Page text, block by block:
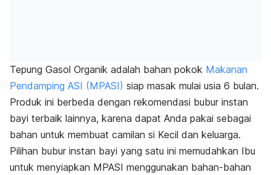
Tepung Gasol Organik adalah bahan pokok Makanan
Pendamping ASI (MPASI) siap masak mulai usia 6 bulan.
Produk ini berbeda dengan rekomendasi bubur instan
bayi terbaik lainnya, karena dapat Anda pakai sebagai
bahan untuk membuat camilan si Kecil dan keluarga.
Pilihan bubur instan bayi yang satu ini memudahkan Ibu
untuk menyiapkan MPASI menggunakan bahan-bahan